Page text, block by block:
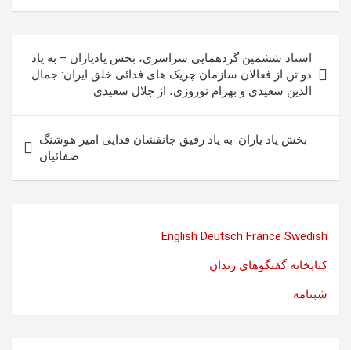
نوشته
اسناد ششمین گردهمایی سراسری، بخش یادیاران – به یاد
دو تن از فعالان سازمان چریک های فدائی خلق ایران: جمال
الدین سعیدی و بهرام نوروزی، از جلال سعیدی
بخش یاد یاران: به یاد رفیق جانفشان فدایی امیر هوشنگ
صفائیان
English Deutsch France Swedish
کتابخانه گفتگوهای زندان
شبنامه